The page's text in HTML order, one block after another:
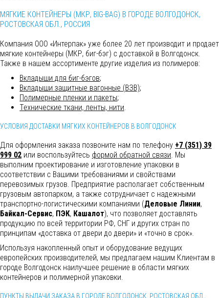
МЯГКИЕ КОНТЕЙНЕРЫ (МКР, BIG-BAG) В ГОРОДЕ ВОЛГОДОНСК,
РОСТОВСКАЯ ОБЛ., РОССИЯ
Компания ООО «Интерпак» уже более 20 лет производит и продает
мягкие контейнеры (МКР, биг-бэг) с доставкой в Волгодонск.
Также в нашем ассортименте другие изделия из полимеров:
Вкладыши для биг-бэгов;
Вкладыши защитные вагонные (ВЗВ);
Полимерные пленки и пакеты;
Технические ткани, ленты, нити.
УСЛОВИЯ ДОСТАВКИ МЯГКИХ КОНТЕЙНЕРОВ В ВОЛГОДОНСК
Для оформления заказа позвоните нам по телефону +7 (351) 39
999 02 или воспользуйтесь формой обратной связи. Мы
выполним проектирование и изготовление упаковки в
соответствии с Вашими требованиями и свойствами
перевозимых грузов. Предприятие располагает собственным
грузовым автопарком, а также сотрудничает с надежными
транспортно-логистическими компаниями (Деловые Линии,
Байкал-Сервис, ПЭК, Кашалот), что позволяет доставлять
продукцию по всей территории РФ, СНГ и других стран по
принципам «доставка от двери до двери» и «точно в срок».
Используя накопленный опыт и оборудование ведущих
европейских производителей, мы предлагаем нашим Клиентам в
городе Волгодонск наилучшее решение в области мягких
контейнеров и полимерной упаковки.
ПУНКТЫ ВЫДАЧИ ЗАКАЗА В ГОРОДЕ ВОЛГОДОНСК, РОСТОВСКАЯ ОБЛ.,